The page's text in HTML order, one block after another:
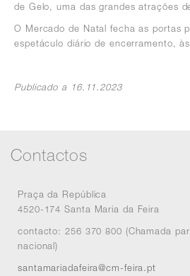
de Gelo, uma das grandes atrações
O Mercado de Natal fecha as portas
espetáculo diário de encerramento,
Publicado a 16.11.2023
Contactos
Praça da República
4520-174 Santa Maria da Feira
contacto: 256 370 800 (Chamada
nacional)
santamariadafeira@cm-feira.pt